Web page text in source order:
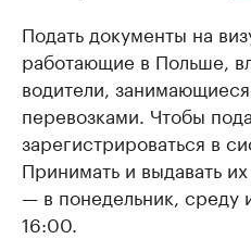
Подать документы на
работающие в Польше,
водители,
перевозками. Чтобы
зарегистрироваться в
Принимать и выдавать
— в понедельник, среду
16:00.